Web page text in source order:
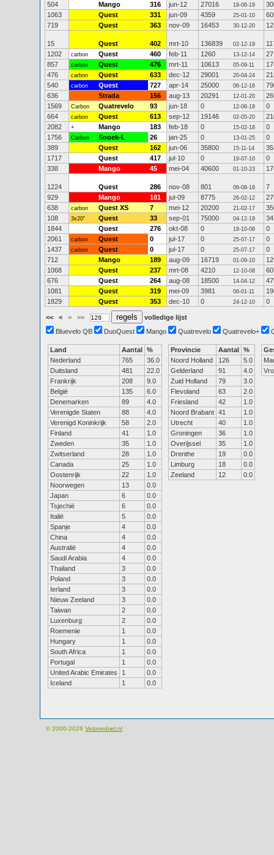
504
Mango 316 jun-12 27016 18-06-19
1063
Quest 331 jun-09 4359 25-01-10
719
Quest 363 nov-09 16453 30-12-20
15 Quest 402 mrt-10 136839 02-12-19
1202
carbon Quest 460 feb-11 1260 13-12-14
27
857
carbon Quest 476 mrt-11 10613 05-09-11
476
carbon Quest 633 dec-12 29001 20-04-24
540
carbon Quest 727 apr-14 25000 06-12-16
636
Strada 156 aug-13 20291 12-01-20
1569
Carbon Quatrevelo 93 jun-18 0 12-06-18
0
664
carbon Quest 613 sep-12 19146 02-05-20
2082
+ Mango 183 feb-18 0 15-02-18
0
1756
Carbon Snoek-L 26 jan-25 0 13-01-25
0
389
Quest 162 jun-06 35800 15-11-14
1717
Quest 417 jul-10 0 19-07-10
0
338
Mango 45 mei-04 40600 01-10-23
1224 Quest 286 nov-08 801 06-08-18
7
929
Mango 181 jul-09 8775 26-02-12
638
carbon Quest XS 7 mei-12 20200 21-02-17
108
3x20" Quest 33 sep-01 75000 04-12-19
1844
Quest 276 okt-08 0 18-10-08
0
2061
carbon Quest 0 jul-17 0 25-07-17
0
1437
carbon Quest 0 jul-17 0 25-07-17
0
712
Mango 189 aug-09 16719 01-09-10
1068
Quest 237 mrt-08 4210 12-10-08
676
Quest 264 aug-08 18500 14-04-12
1081
Quest 319 mei-09 3981 06-01-11
1829
Quest 353 dec-10 0 24-12-10 0
<< < > >>
volledige lijst
Bluevelo QB
DuoQuest Mango Quatrevelo Quatrevelo+
Land Aantal %
Nederland
765
36.0
Duitsland
481
22.0
Frankrijk
208
9.0
België
135
6.0
Denemarken
89
4.0
Verenigde Staten
88
4.0
Verenigd Koninkrijk
58
2.0
Finland
41
1.0
Zweden
35
1.0
Zwitserland
28
1.0
Canada
25
1.0
Oostenrijk
22
1.0
Noorwegen
13
0.0
Japan
6
0.0
Tsjechië
6
0.0
Italië
5
0.0
Spanje
4
0.0
China
4
0.0
Australië
4
0.0
Saudi Arabia
4
0.0
Thailand
3
0.0
Poland
3
0.0
Ierland
3
0.0
Nieuw Zeeland
3
0.0
Taiwan
2
0.0
Luxenburg
2
0.0
Roemenie
1
0.0
Hungary
1
0.0
South Africa
1
0.0
Portugal
1
0.0
United Arabic Emirates
1
0.0
Iceland
1 0.0
Provincie Aantal %
Noord Holland
126
5.0
Gelderland
91
4.0
Zuid Holland
79
3.0
Flevoland
63
2.0
Friesland
42
1.0
Noord Brabant 41
1.0
Utrecht
40
1.0
Groningen
36
1.0
Overijssel
35
1.0
Drenthe
19
0.0
Limburg
18
0.0
Zeeland
12 0.0
© 2000-2026 Velomobiel.nl